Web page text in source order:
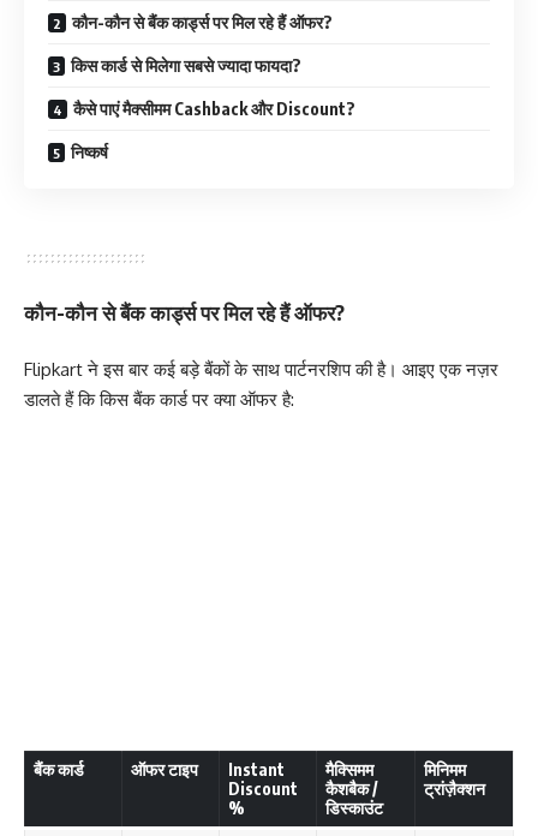
कौन-कौन से बैंक कार्ड्स पर मिल रहे हैं ऑफर?
किस कार्ड से मिलेगा सबसे ज्यादा फायदा?
कैसे पाएं मैक्सीमम Cashback और Discount?
निष्कर्ष
कौन-कौन से बैंक कार्ड्स पर मिल रहे हैं ऑफर?
Flipkart ने इस बार कई बड़े बैंकों के साथ पार्टनरशिप की है। आइए एक नज़र
डालते हैं कि किस बैंक कार्ड पर क्या ऑफर है:
बैंक कार्ड ऑफर टाइप
Instant
Discount
%
मैक्सिमम
कैशबैक /
डिस्काउंट
मिनिमम
ट्रांज़ैक्शन